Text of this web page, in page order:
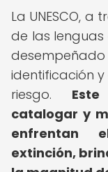
La UNESCO,
de las
identificación
riesgo.
catalogar y
enfrentan
extinción,